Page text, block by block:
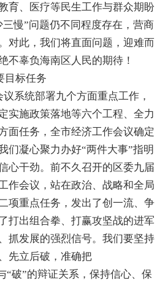
育、医疗等民生工作与群众期盼
三慢”问题仍不同程度存在，营商
对此，我们将直面问题，迎难而
不辜负海南区人民的期待！
目标任务
系统部署九个方面重点工作，
实施政策落地等六个工程、全力
面任务， 全市经济工作会议确定
们凝心聚力办好“两件大事”指明
心干劲。前不久召开的区委九届
作会议， 站在政治、 战略和全局
项重点任务， 发出了创一流、争
打出组合拳、打赢攻坚战的进军
抓发展的强烈信号。我们要坚持
先立后破，准确把
“破”的辩证关系， 保持信心、保